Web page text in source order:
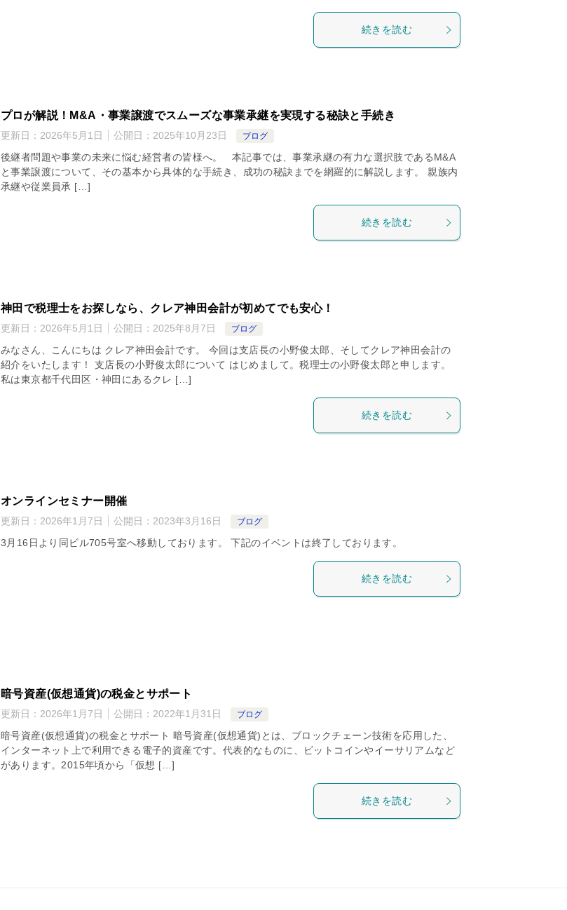
続きを読む
プロが解説！M&A・事業譲渡でスムーズな事業承継を実現する秘訣と手続き
更新日： 2026年5月1日 公開日： 2025年10月23日 ブログ
後継者問題や事業の未来に悩む経営者の皆様へ。 本記事では、事業承継の有力な選択肢であるM&A
と事業譲渡について、その基本から具体的な手続き、成功の秘訣までを網羅的に解説します。 親族内
承継や従業員承 […]
続きを読む
神田で税理士をお探しなら、クレア神田会計が初めてでも安心！
更新日： 2026年5月1日 公開日： 2025年8月7日 ブログ
みなさん、こんにちは クレア神田会計です。 今回は支店長の小野俊太郎、そしてクレア神田会計の
紹介をいたします！ 支店長の小野俊太郎について はじめまして。税理士の小野俊太郎と申します。
私は東京都千代田区・神田にあるクレ […]
続きを読む
オンラインセミナー開催
更新日： 2026年1月7日 公開日： 2023年3月16日 ブログ
3月16日より同ビル705号室へ移動しております。 下記のイベントは終了しております。
続きを読む
暗号資産(仮想通貨)の税金とサポート
更新日： 2026年1月7日 公開日： 2022年1月31日 ブログ
暗号資産(仮想通貨)の税金とサポート 暗号資産(仮想通貨)とは、ブロックチェーン技術を応用した、
インターネット上で利用できる電子的資産です。代表的なものに、ビットコインやイーサリアムなど
があります。2015年頃から「仮想 […]
続きを読む